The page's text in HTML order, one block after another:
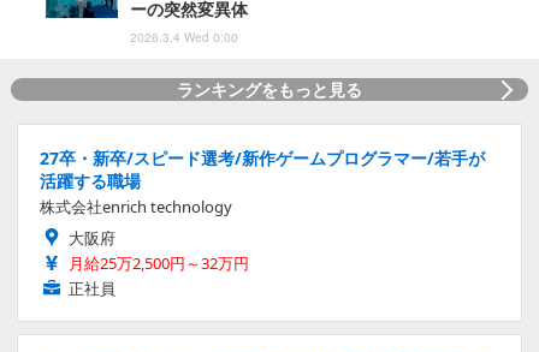
ーの突然変異体
2026.3.4 Wed 0:00
ランキングをもっと見る
27卒・新卒/スピード選考/新作ゲームプログラマー/若手が
活躍する職場
株式会社enrich technology
大阪府
月給25万2,500円～32万円
正社員